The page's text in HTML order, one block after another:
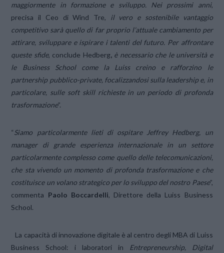
maggiormente in formazione e sviluppo. Nei prossimi anni,
precisa il Ceo di Wind Tre, il vero e sostenibile vantaggio
competitivo sarà quello di far proprio l’attuale cambiamento per
attirare, sviluppare e ispirare i talenti del futuro. Per affrontare
queste sfide, conclude Hedberg, è necessario che le università e
le Business School come la Luiss creino e rafforzino le
partnership pubblico-private, focalizzandosi sulla leadership e, in
particolare, sulle soft skill richieste in un periodo di profonda
trasformazione”.
“Siamo particolarmente lieti di ospitare Jeffrey Hedberg, un
manager di grande esperienza internazionale in un settore
particolarmente complesso come quello delle telecomunicazioni,
che sta vivendo un momento di profonda trasformazione e che
costituisce un volano strategico per lo sviluppo del nostro Paese”,
commenta Paolo Boccardelli, Direttore della Luiss Business
School.
La capacità di innovazione digitale è al centro degli MBA di Luiss
Business School: i laboratori in Entrepreneurship, Digital